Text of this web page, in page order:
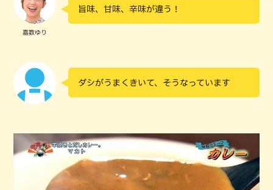
嘉数ゆり
旨味、甘味、辛味が違う！
ダシがうまくきいて、そうなっています